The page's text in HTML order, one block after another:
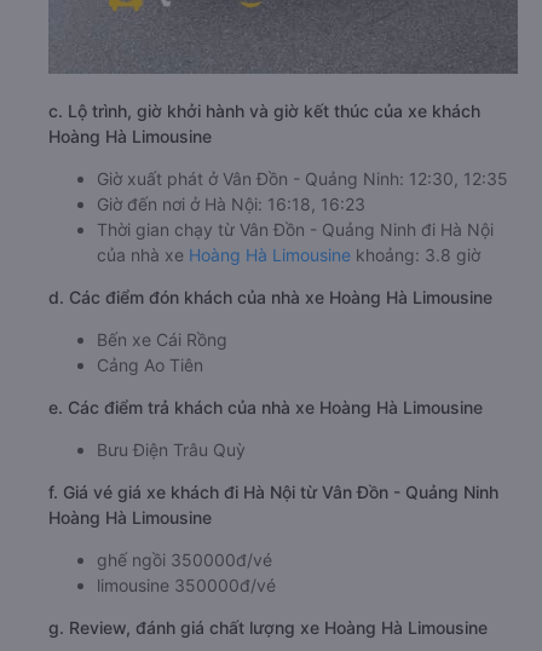
c. Lộ trình, giờ khởi hành và giờ kết thúc của xe khách
Hoàng Hà Limousine
Giờ xuất phát ở Vân Đồn - Quảng Ninh: 12:30, 12:35
Giờ đến nơi ở Hà Nội: 16:18, 16:23
Thời gian chạy từ Vân Đồn - Quảng Ninh đi Hà Nội
của nhà xe Hoàng Hà Limousine khoảng: 3.8 giờ
d. Các điểm đón khách của nhà xe Hoàng Hà Limousine
Bến xe Cái Rồng
Cảng Ao Tiên
e. Các điểm trả khách của nhà xe Hoàng Hà Limousine
Bưu Điện Trâu Quỳ
f. Giá vé giá xe khách đi Hà Nội từ Vân Đồn - Quảng Ninh
Hoàng Hà Limousine
ghế ngồi 350000đ/vé
limousine 350000đ/vé
g. Review, đánh giá chất lượng xe Hoàng Hà Limousine